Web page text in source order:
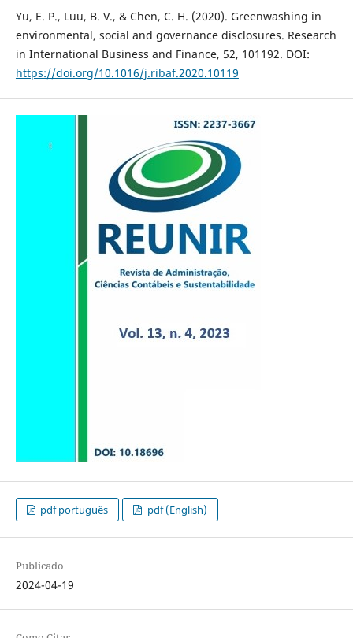
Yu, E. P., Luu, B. V., & Chen, C. H. (2020). Greenwashing in
environmental, social and governance disclosures. Research
in International Business and Finance, 52, 101192. DOI:
https://doi.org/10.1016/j.ribaf.2020.10119
pdf português pdf (English)
Publicado
2024-04-19